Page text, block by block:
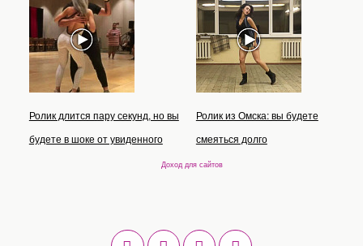
Ролик длится пару секунд, но вы
будете в шоке от увиденного
Ролик из Омска: вы будете
смеяться долго
Доход для сайтов